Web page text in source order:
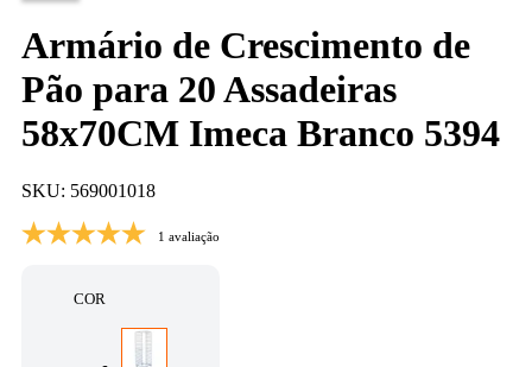
Armário de Crescimento de
Pão para 20 Assadeiras
58x70CM Imeca Branco 5394
SKU: 569001018
1 avaliação
COR